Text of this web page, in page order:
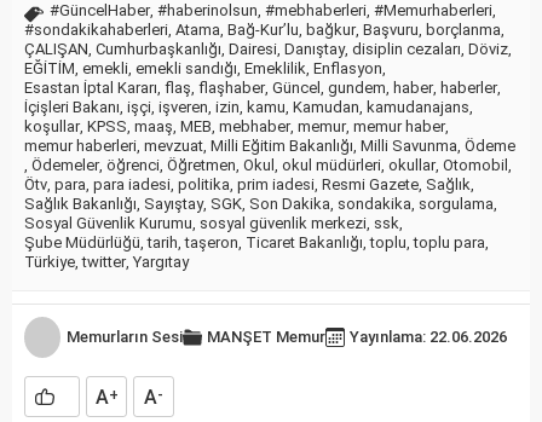
#GüncelHaber, #haberinolsun, #mebhaberleri, #Memurhaberleri,
#sondakikahaberleri, Atama, Bağ-Kur’lu, bağkur, Başvuru, borçlanma,
ÇALIŞAN, Cumhurbaşkanlığı, Dairesi, Danıştay, disiplin cezaları, Döviz,
EĞİTİM, emekli, emekli sandığı, Emeklilik, Enflasyon,
Esastan İptal Kararı, flaş, flaşhaber, Güncel , gundem, haber, haberler,
İçişleri Bakanı, işçi, işveren, izin, kamu, Kamudan, kamudanajans,
koşullar, KPSS, maaş, MEB, mebhaber, memur, memur haber,
memur haberleri, mevzuat, Milli Eğitim Bakanlığı, Milli Savunma, Ödeme
, Ödemeler, öğrenci, Öğretmen, Okul , okul müdürleri, okullar, Otomobil ,
Ötv, para, para iadesi, politika, prim iadesi, Resmi Gazete, Sağlık,
Sağlık Bakanlığı, Sayıştay, SGK, Son Dakika, sondakika, sorgulama,
Sosyal Güvenlik Kurumu, sosyal güvenlik merkezi, ssk,
Şube Müdürlüğü,tarih,taşeron, Ticaret Bakanlığı,toplu,toplu para,
Türkiye,twitter, Yargıtay
Memurların Sesi MANŞET Memur Yayınlama: 22.06.2026
A+ A-